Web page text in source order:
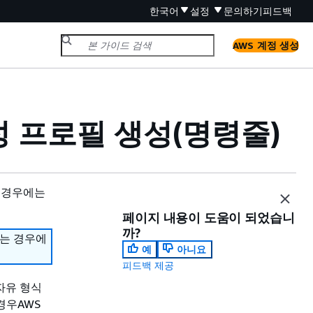
한국어 설정 문의하기피드백
AWS 계정 생성
프로필 생성(명령줄)
우에는
경우에
유 형식
우AWS
페이지 내용이 도움이 되었습니
까?
예
아니요
피드백 제공